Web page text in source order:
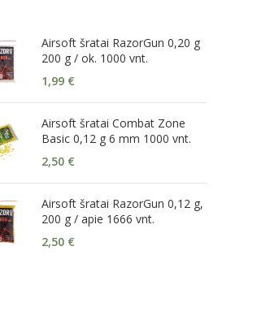
Airsoft šratai RazorGun 0,20 g
200 g / ok. 1000 vnt.
1,99 €
Airsoft šratai Combat Zone
Basic 0,12 g 6 mm 1000 vnt.
2,50 €
Airsoft šratai RazorGun 0,12 g,
200 g / apie 1666 vnt.
2,50 €